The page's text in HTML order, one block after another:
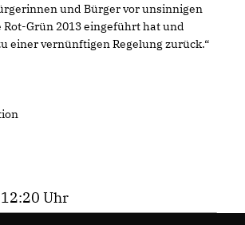
und Bürger vor unsinnigen
Rot-Grün 2013 eingeführt hat und
einer vernünftigen Regelung zurück.“
Uhr